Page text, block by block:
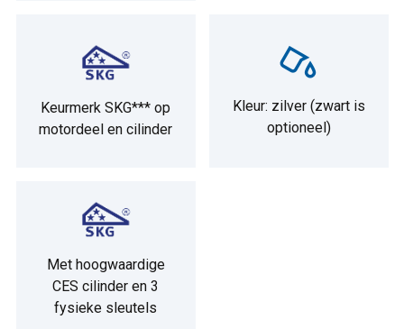
Keurmerk SKG*** op
motordeel en cilinder
Kleur: zilver (zwart is
optioneel)
Met hoogwaardige
CES cilinder en 3
fysieke sleutels